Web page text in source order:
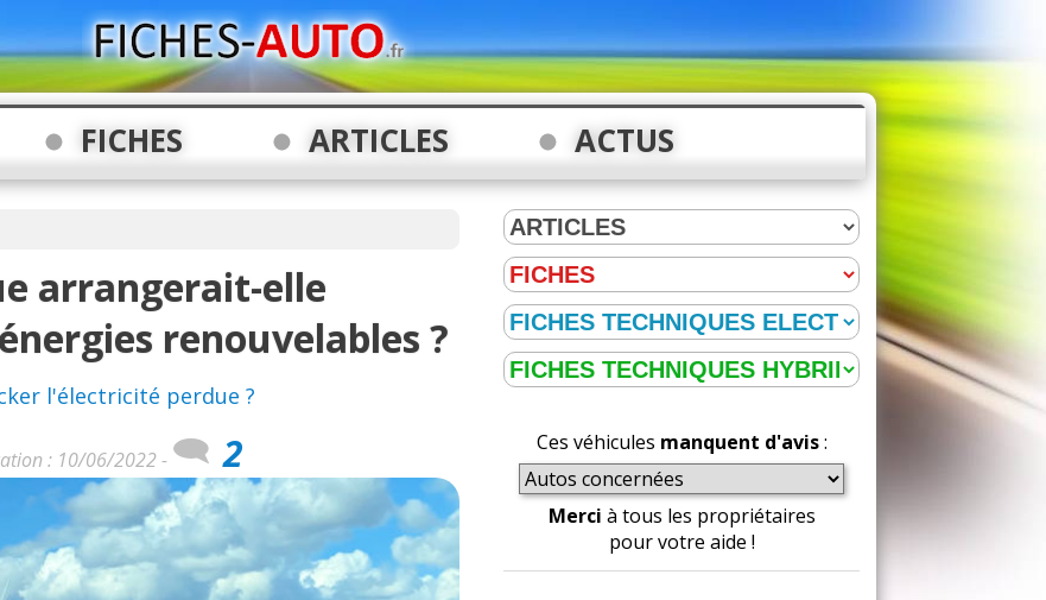
FICHES ARTICLES ACTUS
arrangerait-elle
renouvelables ?
l'électricité perdue ?
: 10/06/2022 - 2 Ces véhicules manquent d'avis:
Merci à tous les propriétaires
pour votre aide !